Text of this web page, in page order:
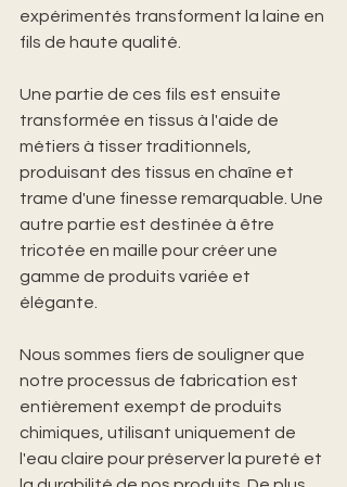
expérimentés transforment la laine en
fils de haute qualité.
Une partie de ces fils est ensuite
transformée en tissus à l'aide de
métiers à tisser traditionnels,
produisant des tissus en chaîne et
trame d'une finesse remarquable. Une
autre partie est destinée à être
tricotée en maille pour créer une
gamme de produits variée et
élégante.
Nous sommes fiers de souligner que
notre processus de fabrication est
entièrement exempt de produits
chimiques, utilisant uniquement de
l'eau claire pour préserver la pureté et